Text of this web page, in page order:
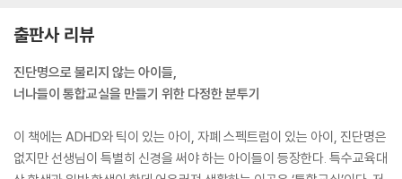
자폐성 발달장애 아동의 중학교 입학에 대하여
통합교육에 관한 책이 늘어나야 하는 이유
통합교육지원체계의 필요성
ㆍ나가는 말
--- p.34
외부 자극에 대한 반응을 억제하지 못하는 아이들이 점점 늘어나고 있습니
이 받는 스트레스가 커지고, 커진 스트레스만큼 ADHD 유전자가 발현될
가능성도 높아졌다는 뜻입니다. 어쩌면 최근 아이들의 ADHD는 학교에서
받는 스트레스를 줄이고자 발현된 것일 수도 있습니다. 그렇다면 아이들의
출판사 리뷰
진단명으로 불리지 않는 아이들,
너나들이 통합교실을 만들기 위한 다정한 분투기
이 책에는 ADHD와 틱이 있는 아이, 자폐 스펙트럼이 있는 아이, 진단명은
없지만 선생님이 특별히 신경을 써야 하는 아이들이 등장한다. 특수교육대